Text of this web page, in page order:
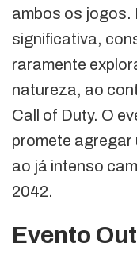
ambos os jogos.
significativa,
raramente
natureza, ao
Call of Duty. O
promete agregar
ao já intenso
2042.
Evento